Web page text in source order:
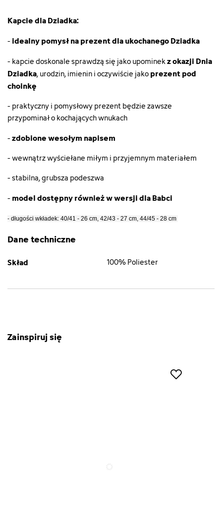
Kapcie dla Dziadka:
-idealny pomysł na prezent dla ukochanego Dziadka
- kapcie doskonale sprawdzą się jako upominekz okazji Dnia
Dziadka, urodzin, imienin i oczywiście jakoprezent pod
choinkę
- praktyczny i pomysłowy prezent będzie zawsze
przypominał o kochających wnukach
-zdobione wesołym napisem
- wewnątrz wyściełane miłym i przyjemnym materiałem
- stabilna, grubsza podeszwa
-model dostępny również w wersji dla Babci
- długości wkładek: 40/41 - 26 cm, 42/43 - 27 cm, 44/45 - 28 cm
Dane techniczne
Skład 100% Poliester
Zainspiruj się